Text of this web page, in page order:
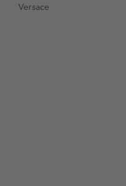
Versace